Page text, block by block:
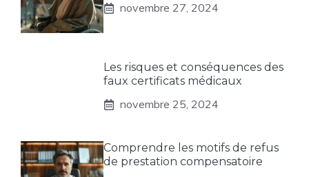
novembre 27, 2024
Les risques et conséquences des
faux certificats médicaux
novembre 25, 2024
Comprendre les motifs de refus
de prestation compensatoire